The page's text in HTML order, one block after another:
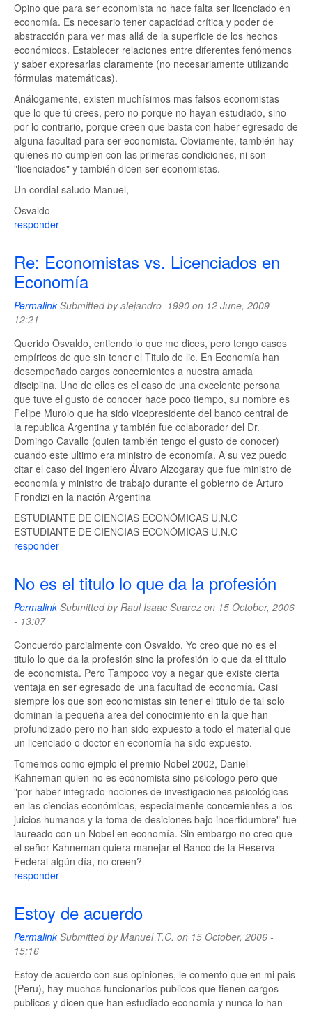
Opino que para ser economista no hace falta ser licenciado en
economía. Es necesario tener capacidad crítica y poder de
abstracción para ver mas allá de la superficie de los hechos
económicos. Establecer relaciones entre diferentes fenómenos
y saber expresarlas claramente (no necesariamente utilizando
fórmulas matemáticas).
Análogamente, existen muchísimos mas falsos economistas
que lo que tú crees, pero no porque no hayan estudiado, sino
por lo contrario, porque creen que basta con haber egresado de
alguna facultad para ser economista. Obviamente, también hay
quienes no cumplen con las primeras condiciones, ni son
"licenciados" y también dicen ser economistas.
Un cordial saludo Manuel,
Osvaldo
responder
Re: Economistas vs. Licenciados en
Economía
PermalinkSubmitted byalejandro_1990 on 12 June, 2009 -
12:21
Querido Osvaldo, entiendo lo que me dices, pero tengo casos
empíricos de que sin tener el Titulo de lic. En Economía han
desempeñado cargos concernientes a nuestra amada
disciplina. Uno de ellos es el caso de una excelente persona
que tuve el gusto de conocer hace poco tiempo, su nombre es
Felipe Murolo que ha sido vicepresidente del banco central de
la republica Argentina y también fue colaborador del Dr.
Domingo Cavallo (quien también tengo el gusto de conocer)
cuando este ultimo era ministro de economía. A su vez puedo
citar el caso del ingeniero Álvaro Alzogaray que fue ministro de
economía y ministro de trabajo durante el gobierno de Arturo
Frondizi en la nación Argentina
ESTUDIANTE DE CIENCIAS ECONÓMICAS U.N.C
ESTUDIANTE DE CIENCIAS ECONÓMICAS U.N.C
responder
No es el titulo lo que da la profesión
PermalinkSubmitted byRaul Isaac Suarez on 15 October, 2006
- 13:07
Concuerdo parcialmente con Osvaldo. Yo creo que no es el
titulo lo que da la profesión sino la profesión lo que da el titulo
de economista. Pero Tampoco voy a negar que existe cierta
ventaja en ser egresado de una facultad de economía. Casi
siempre los que son economistas sin tener el titulo de tal solo
dominan la pequeña area del conocimiento en la que han
profundizado pero no han sido expuesto a todo el material que
un licenciado o doctor en economía ha sido expuesto.
Tomemos como ejmplo el premio Nobel 2002, Daniel
Kahneman quien no es economista sino psicologo pero que
"por haber integrado nociones de investigaciones psicológicas
en las ciencias económicas, especialmente concernientes a los
juicios humanos y la toma de desiciones bajo incertidumbre" fue
laureado con un Nobel en economía. Sin embargo no creo que
el señor Kahneman quiera manejar el Banco de la Reserva
Federal algún día, no creen?
responder
Estoy de acuerdo
PermalinkSubmitted byManuel T.C. on 15 October, 2006 -
15:16
Estoy de acuerdo con sus opiniones, le comento que en mi pais
(Peru), hay muchos funcionarios publicos que tienen cargos
publicos y dicen que han estudiado economia y nunca lo han